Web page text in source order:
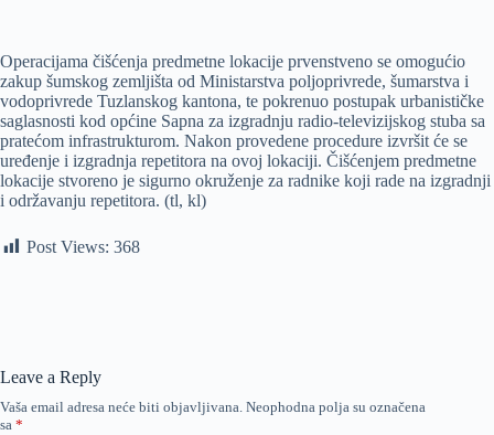
Operacijama čišćenja predmetne lokacije prvenstveno se omogućio
zakup šumskog zemljišta od Ministarstva poljoprivrede, šumarstva i
vodoprivrede Tuzlanskog kantona, te pokrenuo postupak urbanističke
saglasnosti kod općine Sapna za izgradnju radio-televizijskog stuba sa
pratećom infrastrukturom. Nakon provedene procedure izvršit će se
uređenje i izgradnja repetitora na ovoj lokaciji. Čišćenjem predmetne
lokacije stvoreno je sigurno okruženje za radnike koji rade na izgradnji
i održavanju repetitora. (tl, kl)
Post Views: 368
Leave a Reply
Vaša email adresa neće biti objavljivana. Neophodna polja su označena
sa *